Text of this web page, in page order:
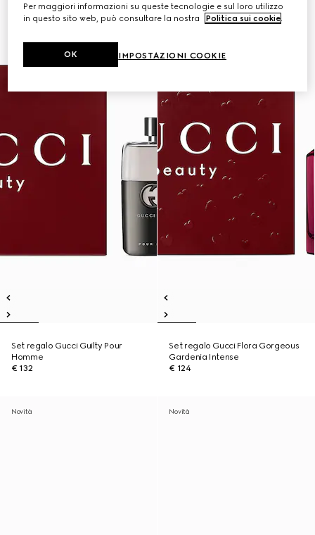
Set regalo Gucci Guilty Pour
Homme
€ 132
Set regalo Gucci Flora Gorgeous
Gardenia Intense
€ 124
Novità Novità
Per maggiori informazioni su queste tecnologie e sul loro utilizzo
in questo sito web, può consultare la nostra
Politica sui cookie.
IMPOSTAZIONI COOKIE
OK